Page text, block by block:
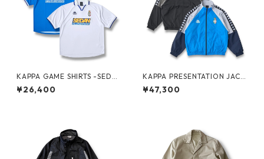
KAPPA GAME SHIRTS -SEDA
N ALL-PURPOSE-
¥26,400
KAPPA PRESENTATION JACK
ET -SEDAN ALL-PURPOSE-
¥47,300